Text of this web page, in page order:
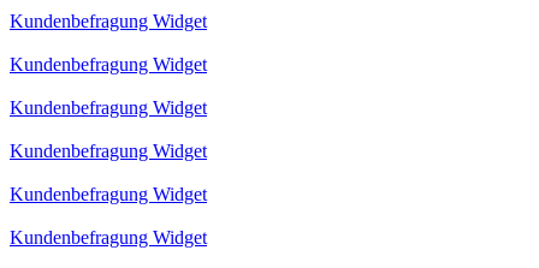
Kundenbefragung Widget
Kundenbefragung Widget
Kundenbefragung Widget
Kundenbefragung Widget
Kundenbefragung Widget
Kundenbefragung Widget